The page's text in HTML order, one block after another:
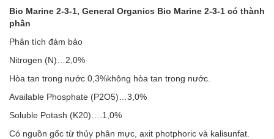
Bio Marine 2-3-1, General Organics Bio Marine 2-3-1 có thành
phần
Phân tích đảm bảo
Nitrogen (N)…2,0%
Hòa tan trong nước 0,3%không hòa tan trong nước.
Available Phosphate (P2O5)…3,0%
Soluble Potash (K20)….1,0%
Có nguồn gốc từ thủy phân mực, axit photphoric và kalisunfat.